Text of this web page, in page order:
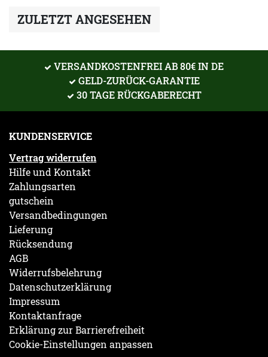
ZULETZT ANGESEHEN
VERSANDKOSTENFREI AB 80€ IN DE
GELD-ZURÜCK-GARANTIE
30 TAGE RÜCKGABERECHT
KUNDENSERVICE
Vertrag widerrufen
Hilfe und Kontakt
Zahlungsarten
gutschein
Versandbedingungen
Lieferung
Rücksendung
AGB
Widerrufsbelehrung
Datenschutzerklärung
Impressum
Kontaktanfrage
Erklärung zur Barrierefreiheit
Cookie-Einstellungen anpassen